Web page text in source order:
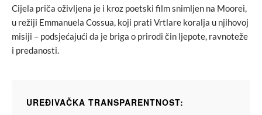
Cijela priča oživljena je i kroz poetski film snimljen na Moorei,
u režiji Emmanuela Cossua, koji prati Vrtlare koralja u njihovoj
misiji – podsjećajući da je briga o prirodi čin ljepote, ravnoteže
i predanosti.
UREĐIVAČKA TRANSPARENTNOST: